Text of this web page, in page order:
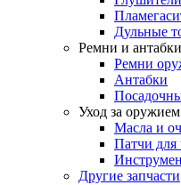
Дульные
Ремни и антабки
Ремни
Антабки
Уход за оружием
Масла и
Патчи для
Другие запчасти